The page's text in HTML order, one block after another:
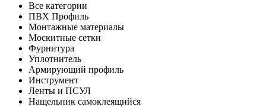
Все категории
ПВХ Профиль
Монтажные материалы
Москитные сетки
Фурнитура
Уплотнитель
Армирующий профиль
Инструмент
Ленты и ПСУЛ
Нащельник самоклеящийся